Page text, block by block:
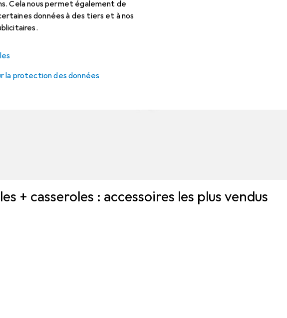
Cela nous permet également de
données à des tiers et à nos
la protection des données
+ casseroles : accessoires les plus vendus